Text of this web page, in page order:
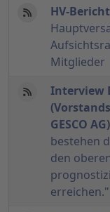
HV-Bericht
Mitglieder
Interview
GESCO AG)
bestehen
den
erreichen."